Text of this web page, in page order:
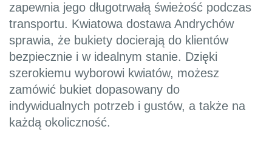
zapewnia jego długotrwałą świeżość podczas
transportu. Kwiatowa dostawa Andrychów
sprawia, że bukiety docierają do klientów
bezpiecznie i w idealnym stanie. Dzięki
szerokiemu wyborowi kwiatów, możesz
zamówić bukiet dopasowany do
indywidualnych potrzeb i gustów, a także na
każdą okoliczność.